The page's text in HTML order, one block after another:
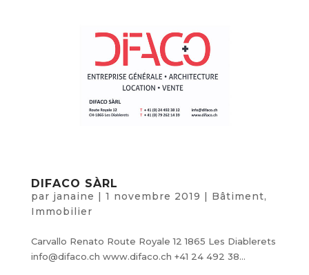
DIFACO SÀRL
par janaine | 1 novembre 2019 | Bâtiment,
Immobilier
Carvallo Renato Route Royale 12 1865 Les Diablerets
info@difaco.ch www.difaco.ch +41 24 492 38...